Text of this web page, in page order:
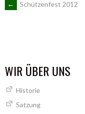
ARTIKEL-
← Schützenfest 2012
WIR ÜBER UNS
Historie
Satzung